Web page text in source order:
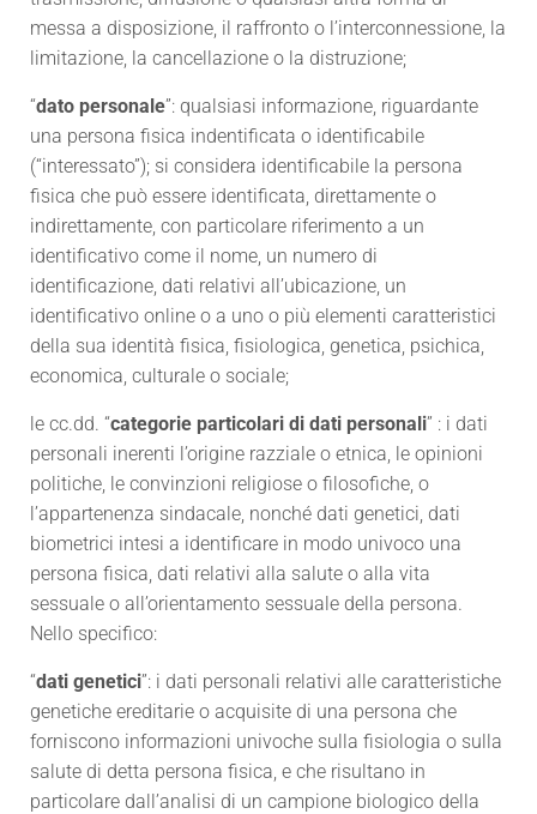
messa a disposizione, il raffronto o l’interconnessione, la
limitazione, la cancellazione o la distruzione;
“dato personale”: qualsiasi informazione, riguardante
una persona fisica indentificata o identificabile
(“interessato”); si considera identificabile la persona
fisica che può essere identificata, direttamente o
indirettamente, con particolare riferimento a un
identificativo come il nome, un numero di
identificazione, dati relativi all’ubicazione, un
identificativo online o a uno o più elementi caratteristici
della sua identità fisica, fisiologica, genetica, psichica,
economica, culturale o sociale;
le cc.dd. “categorie particolari di dati personali” : i dati
personali inerenti l’origine razziale o etnica, le opinioni
politiche, le convinzioni religiose o filosofiche, o
l’appartenenza sindacale, nonché dati genetici, dati
biometrici intesi a identificare in modo univoco una
persona fisica, dati relativi alla salute o alla vita
sessuale o all’orientamento sessuale della persona.
Nello specifico:
“dati genetici”: i dati personali relativi alle caratteristiche
genetiche ereditarie o acquisite di una persona che
forniscono informazioni univoche sulla fisiologia o sulla
salute di detta persona fisica, e che risultano in
particolare dall’analisi di un campione biologico della